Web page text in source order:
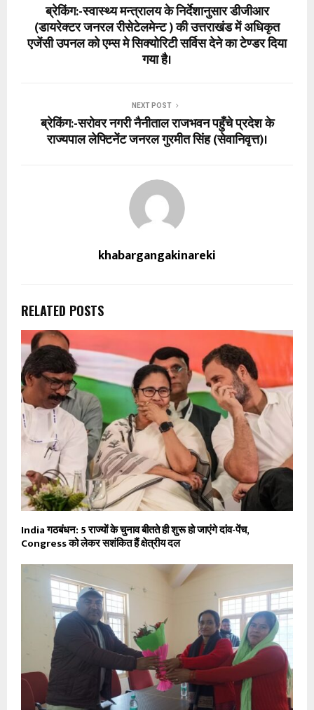
ब्रेकिंग:-स्वास्थ्य मन्त्रालय के निर्देशानुसार डीजीआर
(डायरेक्टर जनरल रीसेटेलमेन्ट ) की उत्तराखंड में अधिकृत
एजेंसी उपनल को एम्स मे सिक्योरिटी सर्विस देने का टेण्डर दिया
गया है।
NEXT POST
ब्रेकिंग:-सरोवर नगरी नैनीताल राजभवन पहुँचे प्रदेश के
राज्यपाल लेफ्टिनेंट जनरल गुरमीत सिंह (सेवानिवृत्त)।
khabargangakinareki
RELATED POSTS
India गठबंधन: 5 राज्यों के चुनाव बीतते ही शुरू हो जाएंगे दांव-पेंच,
Congress को लेकर सशंकित हैं क्षेत्रीय दल